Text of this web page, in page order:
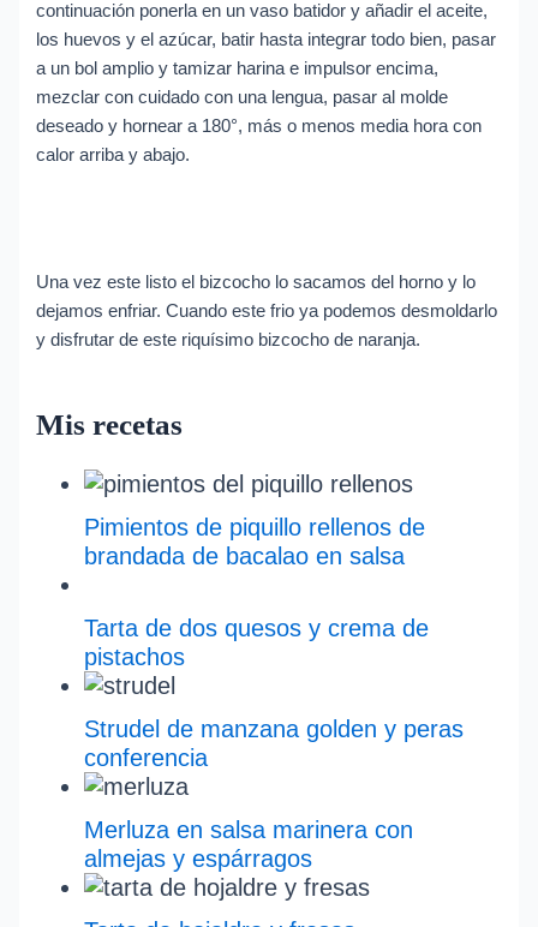
continuación ponerla en un vaso batidor y añadir el aceite,
los huevos y el azúcar, batir hasta integrar todo bien, pasar
a un bol amplio y tamizar harina e impulsor encima,
mezclar con cuidado con una lengua, pasar al molde
deseado y hornear a 180°, más o menos media hora con
calor arriba y abajo.
Una vez este listo el bizcocho lo sacamos del horno y lo
dejamos enfriar. Cuando este frio ya podemos desmoldarlo
y disfrutar de este riquísimo bizcocho de naranja.
Mis recetas
Pimientos de piquillo rellenos de
brandada de bacalao en salsa
Tarta de dos quesos y crema de
pistachos
Strudel de manzana golden y peras
conferencia
Merluza en salsa marinera con
almejas y espárragos